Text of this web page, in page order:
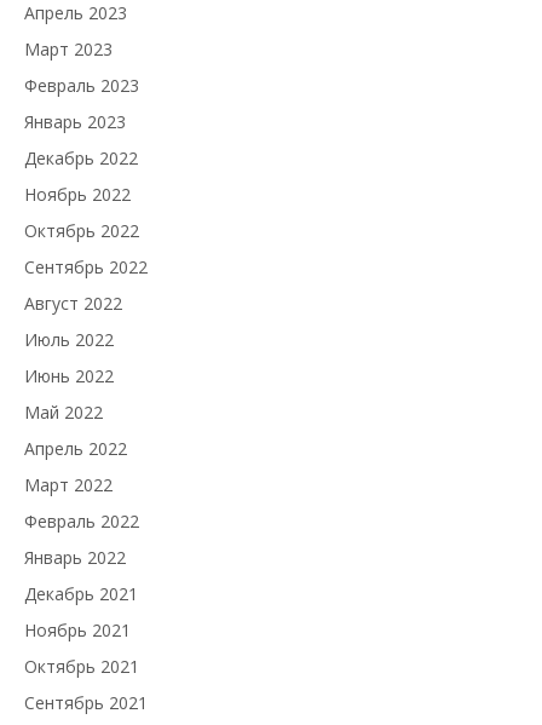
Апрель 2023
Март 2023
Февраль 2023
Январь 2023
Декабрь 2022
Ноябрь 2022
Октябрь 2022
Сентябрь 2022
Август 2022
Июль 2022
Июнь 2022
Май 2022
Апрель 2022
Март 2022
Февраль 2022
Январь 2022
Декабрь 2021
Ноябрь 2021
Октябрь 2021
Сентябрь 2021